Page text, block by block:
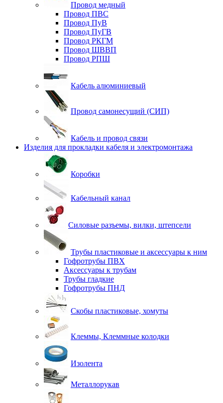
Провод медный
Провод ПВС
Провод ПуВ
Провод ПуГВ
Провод РКГМ
Провод ШВВП
Провод РПШ
Кабель алюминиевый
Провод самонесущий (СИП)
Кабель и провод связи
Изделия для прокладки кабеля и электромонтажа
Коробки
Кабельный канал
Силовые разъемы, вилки, штепсели
Трубы пластиковые и аксессуары к ним
Гофротрубы ПВХ
Аксессуары к трубам
Трубы гладкие
Гофротрубы ПНД
Скобы пластиковые, хомуты
Клеммы, Клеммные колодки
Изолента
Металлорукав